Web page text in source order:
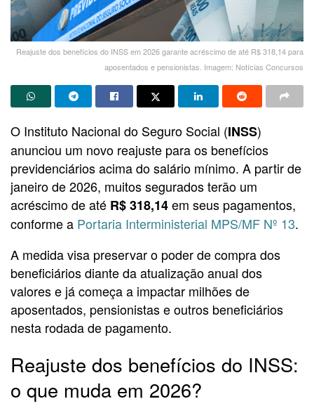
Reajuste dos benefícios do INSS em 2026 garante acréscimo de até R$ 318,14 para
aposentados e pensionistas. Imagem: Notícias Concursos
O Instituto Nacional do Seguro Social (INSS)
anunciou um novo reajuste para os benefícios
previdenciários acima do salário mínimo. A partir de
janeiro de 2026, muitos segurados terão um
acréscimo de até R$ 318,14em seus pagamentos,
conforme a Portaria Interministerial MPS/MF Nº 13.
A medida visa preservar o poder de compra dos
beneficiários diante da atualização anual dos
valores e já começa a impactar milhões de
aposentados, pensionistas e outros beneficiários
nesta rodada de pagamento.
Reajuste dos benefícios do INSS:
o que muda em 2026?